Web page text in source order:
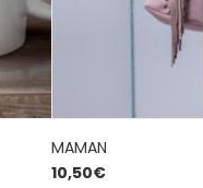
MAMAN
10,50€